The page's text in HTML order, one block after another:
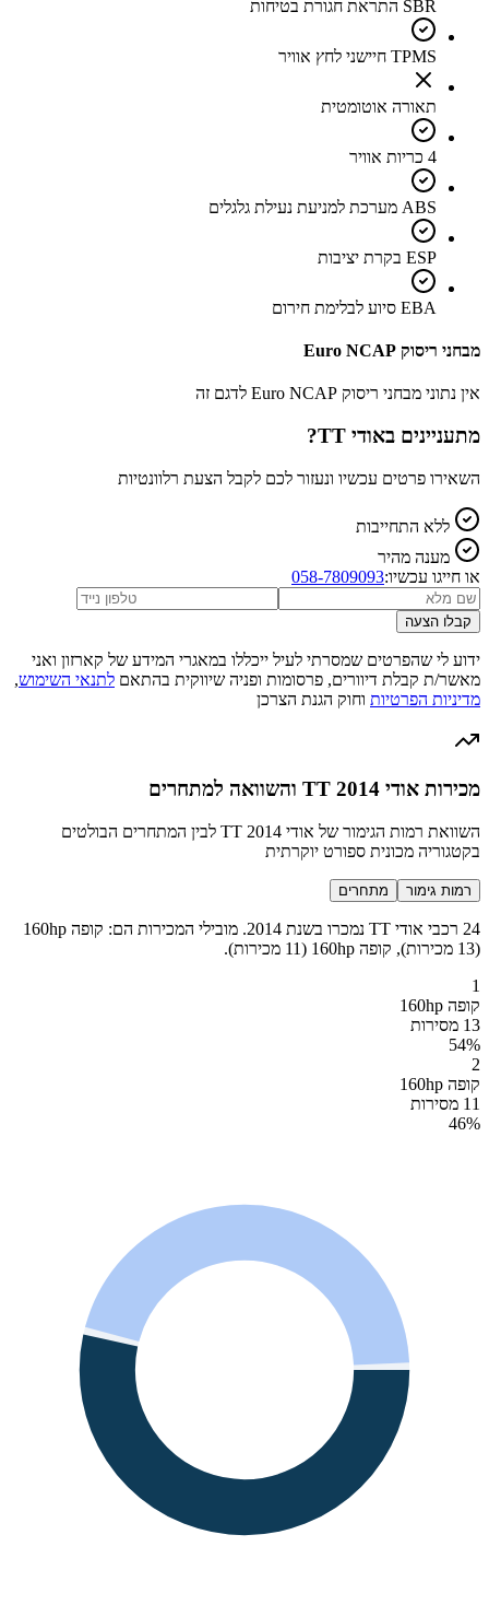
SBR התראת חגורת בטיחות
TPMS חיישני לחץ אוויר
תאורה אוטומטית
4 כריות אוויר
ABS מערכת למניעת נעילת גלגלים
ESP בקרת יציבות
EBA סיוע לבלימת חירום
מבחני ריסוק Euro NCAP
אין נתוני מבחני ריסוק Euro NCAP לדגם זה
מתעניינים באודי TT ?
השאירו פרטים עכשיו ונעזור לכם לקבל הצעת רלוונטיות
ללא התחייבות
מענה מהיר
או חייגו עכשיו:058-7809093
קבלו הצעה
ידוע לי שהפרטים שמסרתי לעיל ייכללו במאגרי המידע של קארזון ואני
מאשר/ת קבלת דיוורים, פרסומות ופניה שיווקית בהתאם לתנאי השימוש,
מדיניות הפרטיות וחוק הגנת הצרכן
מכירות אודי TT 2014 והשוואה למתחרים
השוואת רמות הגימור של אודי TT 2014 לבין המתחרים הבולטים
בקטגוריה מכונית ספורט יוקרתית
רמות גימור מתחרים
24 רכבי אודי TT נמכרו בשנת 2014. מובילי המכירות הם: קופה 160hp
(13 מכירות), קופה 160hp (11 מכירות).
1
קופה 160hp
13 מסירות
54%
2
קופה 160hp
11 מסירות
46%